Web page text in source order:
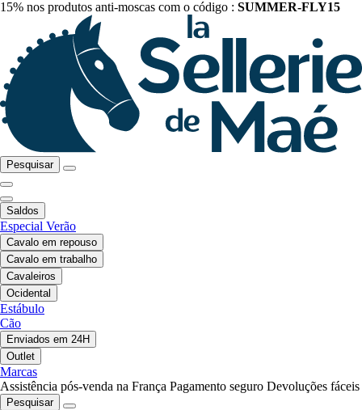
15% nos produtos anti-moscas com o código : SUMMER-FLY15
Pesquisar
Saldos
Especial Verão
Cavalo em repouso
Cavalo em trabalho
Cavaleiros
Ocidental
Estábulo
Cão
Enviados em 24H
Outlet
Marcas
Assistência pós-venda na França Pagamento seguro Devoluções fáceis
Pesquisar